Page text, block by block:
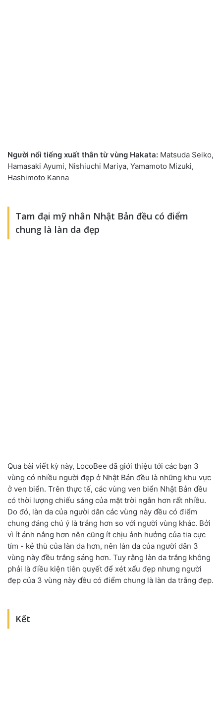
Người nổi tiếng xuất thân từvùng Hakata: Matsuda Seiko,
Hamasaki Ayumi, Nishiuchi Mariya, Yamamoto Mizuki,
Hashimoto Kanna
Tam đại mỹ nhân Nhật Bản đều có điểm
chung là làn da đẹp
Qua bài viết kỳ này, LocoBee đã giới thiệu tới các bạn 3
vùng có nhiều người đẹp ở Nhật Bản đều là những khu vực
ở ven biển. Trên thực tế, các vùng ven biển Nhật Bản đều
có thời lượng chiếu sáng của mặt trời ngắn hơn rất nhiều.
Do đó, làn da của người dân các vùng này đều có điểm
chung đáng chú ý là trắng hơn so với người vùng khác. Bởi
vì ít ánh nắng hơn nên cũng ít chịu ảnh hưởng của tia cực
tím - kẻ thù của làn da hơn, nên làn da của người dân 3
vùng này đều trắng sáng hơn. Tuy rằng làn da trắng không
phải là điều kiện tiên quyết để xét xấu đẹp nhưng người
đẹp của 3 vùng này đều có điểm chung là làn da trắng đẹp.
Kết